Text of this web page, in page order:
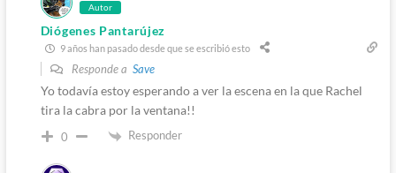
Autor
Diógenes Pantarújez
9 años han pasado desde que se escribió esto
Responde a Save
Yo todavía estoy esperando a ver la escena en la que Rachel
tira la cabra por la ventana!!
0 Responder